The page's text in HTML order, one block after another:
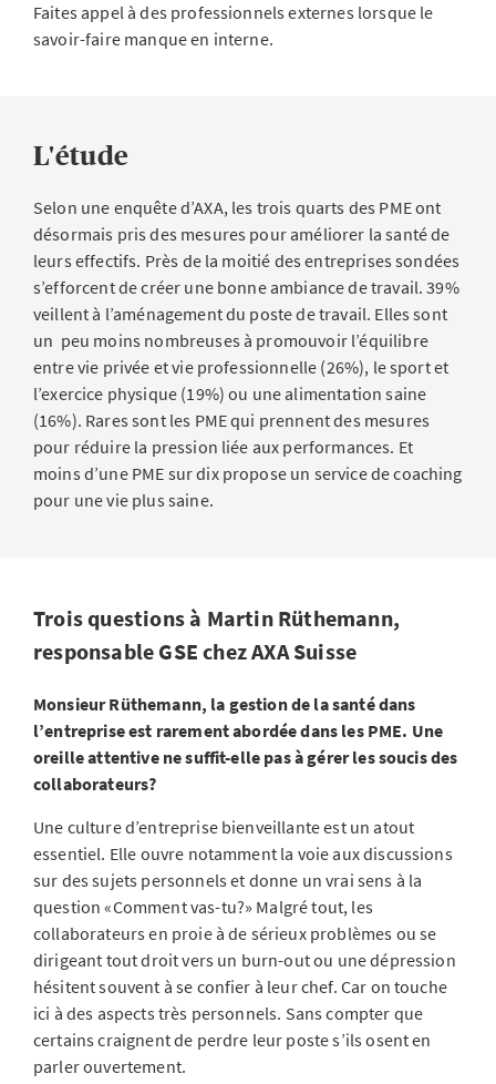
Faites appel à des professionnels externes lorsque le
savoir-faire manque en interne.
L'étude
Selon une enquête d’AXA, les trois quarts des PME ont
désormais pris des mesures pour améliorer la santé de
leurs effectifs. Près de la moitié des entreprises sondées
s’efforcent de créer une bonne ambiance de travail. 39%
veillent à l’aménagement du poste de travail. Elles sont
un peu moins nombreuses à promouvoir l’équilibre
entre vie privée et vie professionnelle (26%), le sport et
l’exercice physique (19%) ou une alimentation saine
(16%). Rares sont les PME qui prennent des mesures
pour réduire la pression liée aux performances. Et
moins d’une PME sur dix propose un service de coaching
pour une vie plus saine.
Trois questions à Martin Rüthemann,
responsable GSE chez AXA Suisse
Monsieur Rüthemann, la gestion de la santé dans
l’entreprise est rarement abordée dans les PME. Une
oreille attentive ne suffit-elle pas à gérer les soucis des
collaborateurs?
Une culture d’entreprise bienveillante est un atout
essentiel. Elle ouvre notamment la voie aux discussions
sur des sujets personnels et donne un vrai sens à la
question «Comment vas-tu?» Malgré tout, les
collaborateurs en proie à de sérieux problèmes ou se
dirigeant tout droit vers un burn-out ou une dépression
hésitent souvent à se confier à leur chef. Car on touche
ici à des aspects très personnels. Sans compter que
certains craignent de perdre leur poste s’ils osent en
parler ouvertement.